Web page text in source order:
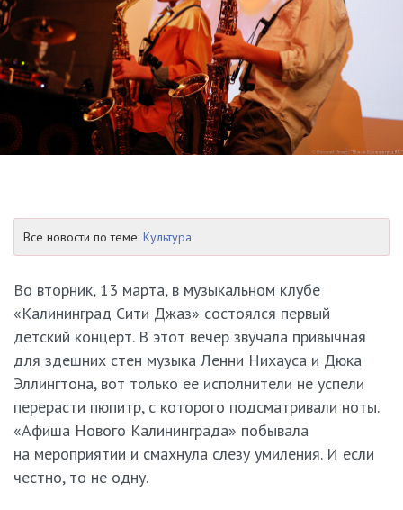
Все новости по теме: Культура
Во вторник, 13 марта, в музыкальном клубе
«Калининград Сити Джаз» состоялся первый
детский концерт. В этот вечер звучала привычная
для здешних стен музыка Ленни Нихауса и Дюка
Эллингтона, вот только ее исполнители не успели
перерасти пюпитр, с которого подсматривали ноты.
«Афиша Нового Калининграда» побывала
на мероприятии и смахнула слезу умиления. И если
честно, то не одну.